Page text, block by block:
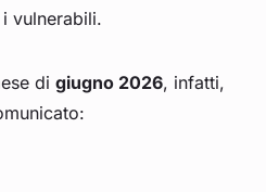
vulnerabili.
digiugno 2026, infatti,